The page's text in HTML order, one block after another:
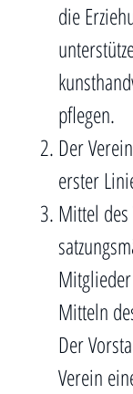
die
pflegen.
Der
erster
Mittel
Mitteln
Der
Verein